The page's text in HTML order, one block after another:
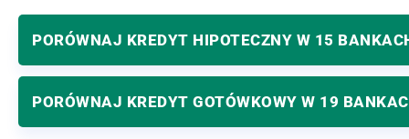
PORÓWNAJ KREDYT HIPOTECZNY W 15
PORÓWNAJ KREDYT GOTÓWKOWY W 19